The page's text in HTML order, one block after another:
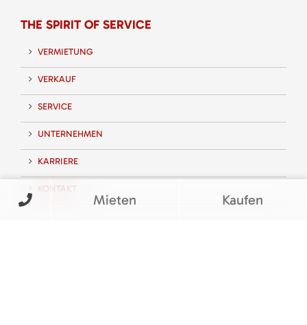
THE SPIRIT OF SERVICE
VERMIETUNG
VERKAUF
SERVICE
UNTERNEHMEN
KARRIERE
KONTAKT
Mieten Kaufen